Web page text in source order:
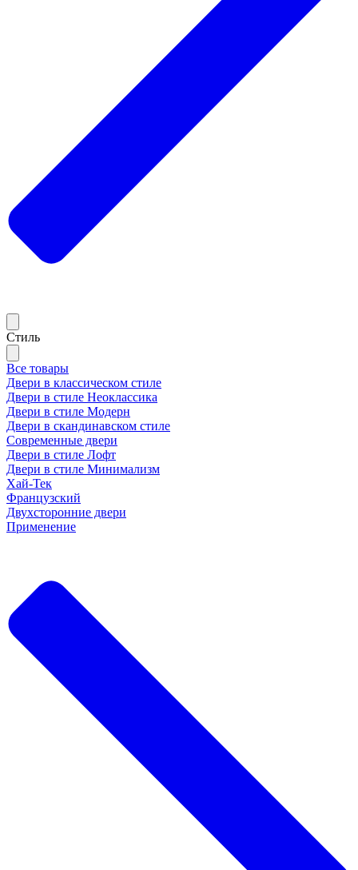
Стиль
Все товары
Двери в классическом стиле
Двери в стиле Неоклассика
Двери в стиле Модерн
Двери в скандинавском стиле
Современные двери
Двери в стиле Лофт
Двери в стиле Минимализм
Хай-Тек
Французский
Двухсторонние двери
Применение